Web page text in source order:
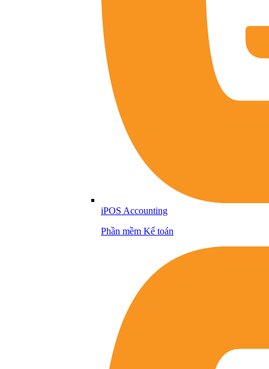
iPOS Accounting
Phần mềm Kế toán